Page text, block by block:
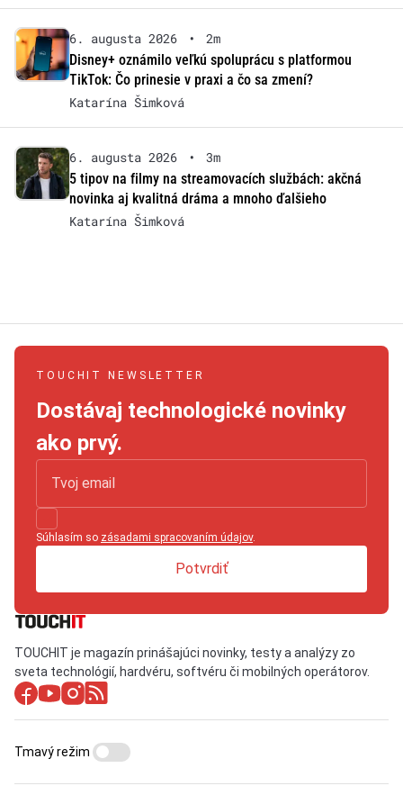
6. augusta 2026 •
2m
Disney+ oznámilo veľkú spoluprácu s platformou
TikTok: Čo prinesie v praxi a čo sa zmení?
Katarína Šimková
6. augusta 2026 •
3m
5 tipov na filmy na streamovacích službách: akčná
novinka aj kvalitná dráma a mnoho ďalšieho
Katarína Šimková
TOUCHIT NEWSLETTER
Dostávaj technologické novinky
ako prvý.
Súhlasím so zásadami spracovaním údajov.
Potvrdiť
TOUCHIT je magazín prinášajúci novinky, testy a analýzy zo
sveta technológií, hardvéru, softvéru či mobilných operátorov.
Tmavý režim